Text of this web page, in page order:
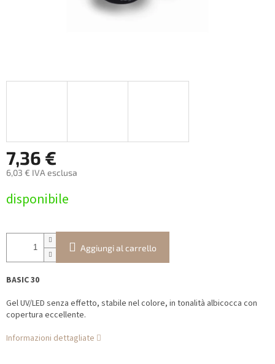
7,36 €
6,03 € IVA esclusa
della
disponibile
Aggiungi al carrello
BASIC 30
Gel UV/LED senza effetto, stabile nel colore, in tonalità albicocca con
copertura eccellente.
Informazioni dettagliate